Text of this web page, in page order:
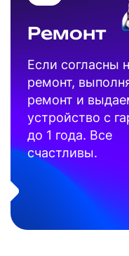
Ремонт
Если согласны
ремонт,
ремонт и
устройство с
до 1 года. Все
счастливы.